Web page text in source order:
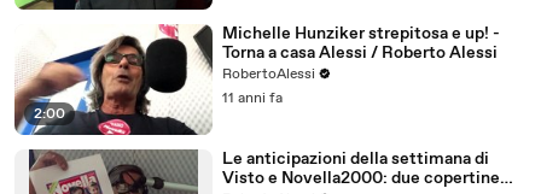
2:00
Michelle Hunziker strepitosa e up! -
Torna a casa Alessi / Roberto Alessi
RobertoAlessi
11 anni fa
Le anticipazioni della settimana di
Visto e Novella2000: due copertine